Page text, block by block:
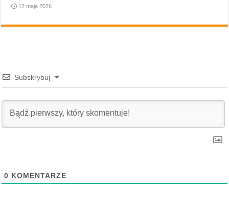
12 maja 2026
Subskrybuj
0 KOMENTARZE